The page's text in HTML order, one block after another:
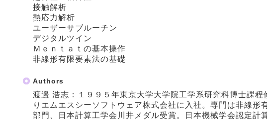
接触解析
熱応力解析
ユーザーサブルーチン
デジタルツイン
Ｍｅｎｔａｔの基本操作
非線形有限要素法の基礎
Authors
渡邉 浩志：１９９５年東京大学大学院工学系研究科博士課
りエムエスシーソフトウェア株式会社に入社。専門は非線
部門、日本計算工学会川井メダル受賞。日本機械学会認定計